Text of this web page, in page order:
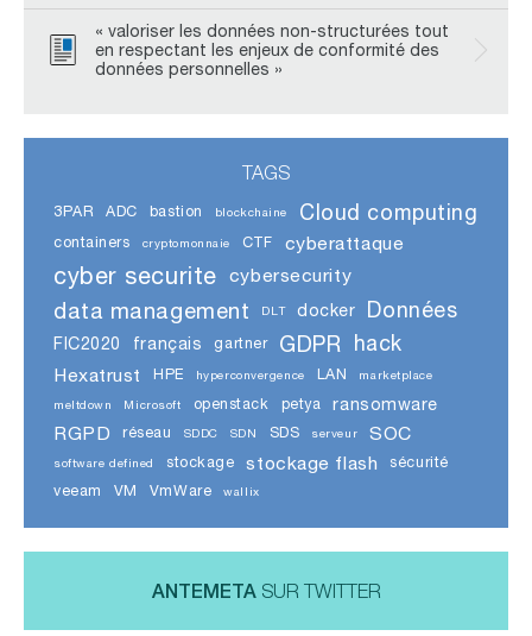
« valoriser les données non-structurées tout
en respectant les enjeux de conformité des
données personnelles »
TAGS
3PAR ADC bastion blockchaine Cloud computing
containers cryptomonnaie CTF cyberattaque
cyber securite cybersecurity
data management DLT docker Données
FIC2020 français gartner GDPR hack
Hexatrust HPE hyperconvergence LAN marketplace
meltdown Microsoft openstack petya ransomware
RGPD réseau SDDC SDN SDS serveur SOC
software defined stockage stockage flash
sécurité
veeam
VM VmWare wallix
ANTEMETASUR TWITTER